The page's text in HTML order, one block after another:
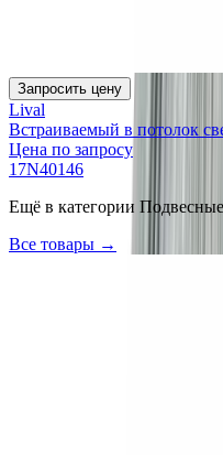
Запросить цену
Lival
Встраиваемый в потолок
Цена по запросу
17N40146
Ещё в категории
Все товары →